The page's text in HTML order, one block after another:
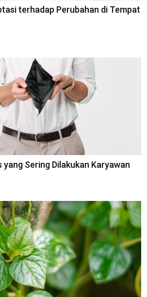
terhadap Perubahan di Tempat
yang Sering Dilakukan Karyawan